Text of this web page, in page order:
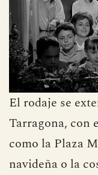
El rodaje se
Tarragona, con
como la Plaza
navideña o la